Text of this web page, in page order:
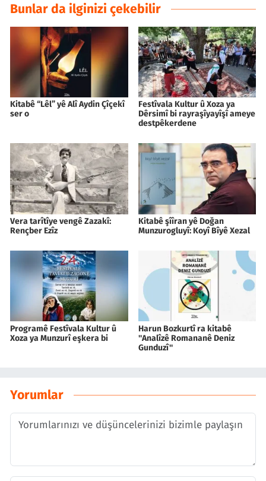
Bunlar da ilginizi çekebilir
Kitabê “Lêl” yê Alî Aydin Çîçekî
ser o
Festîvala Kultur û Xoza ya
Dêrsimî bi rayraşîyayîşî ameye
destpêkerdene
Vera tarîtîye vengê Zazakî:
Rençber Ezîz
Kitabê şîîran yê Doğan
Munzurogluyî: Koyî Bîyê Xezal
Programê Festîvala Kultur û
Xoza ya Munzurî eşkera bi
Harun Bozkurtî ra kitabê
''Analîzê Romananê Deniz
Gunduzî''
Yorumlar